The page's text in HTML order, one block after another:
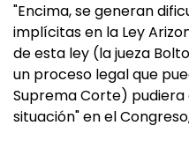
"Encima, se generan
implícitas en la Ley
de esta ley (la jueza
un proceso legal que
Suprema Corte)
situación" en el